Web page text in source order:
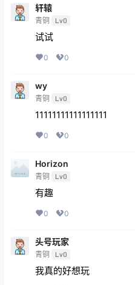
轩辕
青铜 Lv0
试试
0 0
wy
青铜 Lv0
11111111111111111
0 0
Horizon
青铜 Lv0
有趣
0 0
头号玩家
青铜 Lv0
我真的好想玩